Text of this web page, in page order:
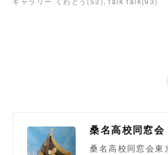
桑名高校同窓
桑名高校同窓会東